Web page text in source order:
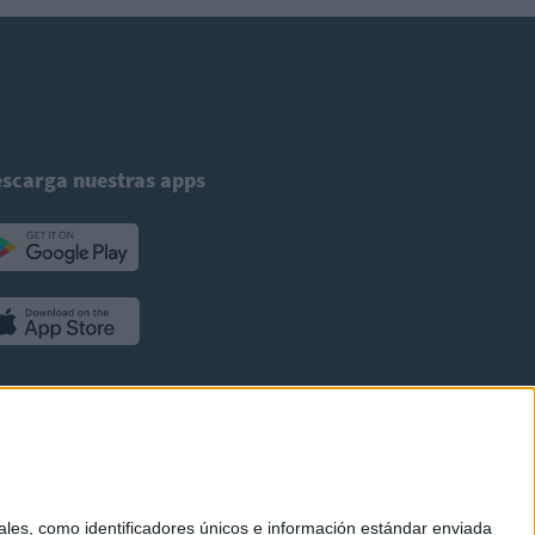
como identificadores únicos e información estándar enviada
nuestras apps